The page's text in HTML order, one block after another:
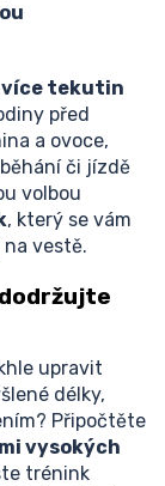
více tekutin
před
a ovoce,
či jízdě
volbou
, který se vám
vestě.
upravit
délky,
Připočtěte
vysokých
trénink